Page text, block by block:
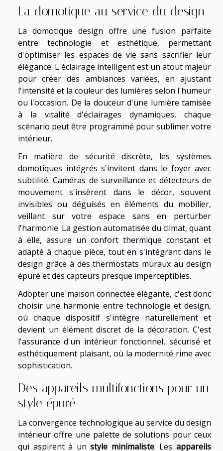
La domotique au service du design
La domotique design offre une fusion parfaite
entre technologie et esthétique, permettant
d'optimiser les espaces de vie sans sacrifier leur
élégance. L'éclairage intelligent est un atout majeur
pour créer des ambiances variées, en ajustant
l'intensité et la couleur des lumières selon l'humeur
ou l'occasion. De la douceur d'une lumière tamisée
à la vitalité d'éclairages dynamiques, chaque
scénario peut être programmé pour sublimer votre
intérieur.
En matière de sécurité discrète, les systèmes
domotiques intégrés s'invitent dans le foyer avec
subtilité. Caméras de surveillance et détecteurs de
mouvement s'insèrent dans le décor, souvent
invisibles ou déguisés en éléments du mobilier,
veillant sur votre espace sans en perturber
l'harmonie. La gestion automatisée du climat, quant
à elle, assure un confort thermique constant et
adapté à chaque pièce, tout en s'intégrant dans le
design grâce à des thermostats muraux au design
épuré et des capteurs presque imperceptibles.
Adopter une maison connectée élégante, c'est donc
choisir une harmonie entre technologie et design,
où chaque dispositif s'intègre naturellement et
devient un élément discret de la décoration. C'est
l'assurance d'un intérieur fonctionnel, sécurisé et
esthétiquement plaisant, où la modernité rime avec
sophistication.
Des appareils multifonctions pour un
style épuré
La convergence technologique au service du design
intérieur offre une palette de solutions pour ceux
qui aspirent à unstyle minimaliste. Lesappareils